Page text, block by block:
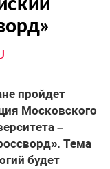
пройдет
Московского
–
Тема
будет